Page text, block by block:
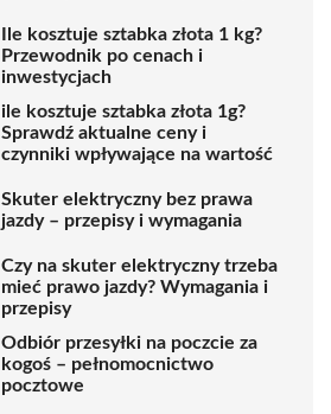
Ile kosztuje sztabka złota 1 kg?
Przewodnik po cenach i
inwestycjach
ile kosztuje sztabka złota 1g?
Sprawdź aktualne ceny i
czynniki wpływające na wartość
Skuter elektryczny bez prawa
jazdy – przepisy i wymagania
Czy na skuter elektryczny trzeba
mieć prawo jazdy? Wymagania i
przepisy
Odbiór przesyłki na poczcie za
kogoś – pełnomocnictwo
pocztowe